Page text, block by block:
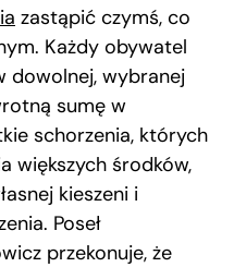
zastąpić czymś, co
Każdy obywatel
dowolnej, wybranej
sumę w
schorzenia, których
większych środków,
kieszeni i
Poseł
przekonuje, że